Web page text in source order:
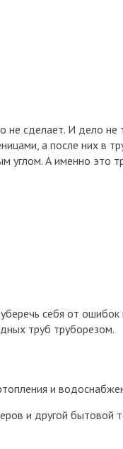
не сделает. И дело не
а после них в
углом. А именно это
себя от ошибок
труб труборезом.
и
и другой бытовой